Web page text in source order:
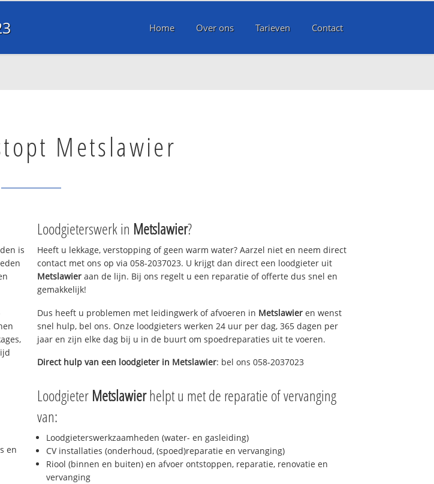
Home Over ons Tarieven Contact
Metslawier
is
en
Loodgieterswerk in Metslawier?
Heeft u lekkage, verstopping of geen warm water? Aarzel niet en neem direct
contact met ons op via 058-2037023. U krijgt dan direct een loodgieter uit
Metslawier aan de lijn. Bij ons regelt u een reparatie of offerte dus snel en
gemakkelijk!
Dus heeft u problemen met leidingwerk of afvoeren in Metslawier en wenst
snel hulp, bel ons. Onze loodgieters werken 24 uur per dag, 365 dagen per
jaar en zijn elke dag bij u in de buurt om spoedreparaties uit te voeren.
Direct hulp van een loodgieter in Metslawier: bel ons 058-2037023
Loodgieter Metslawierhelpt u met de reparatie of vervanging
van:
Loodgieterswerkzaamheden (water- en gasleiding)
CV installaties (onderhoud, (spoed)reparatie en vervanging)
Riool (binnen en buiten) en afvoer ontstoppen, reparatie, renovatie en
vervanging